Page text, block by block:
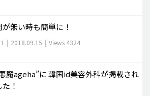
無い時も簡単に！
| 2018.09.15 | Views 4324
魔ageha”に 韓国id美容外科が掲載され
！